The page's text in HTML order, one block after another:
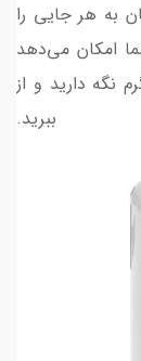
به هر جایی را
امکان می‌دهد
نگه دارید و از